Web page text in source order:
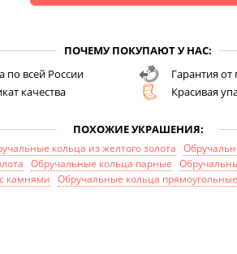
ПОЧЕМУ ПОКУПАЮТ У НАС:
по всей России
Гарантия от
качества
Красивая
ПОХОЖИЕ УКРАШЕНИЯ:
кольца из желтого золота
Обручальные кольца парные
камнями Обручальные кольца прямоугольные